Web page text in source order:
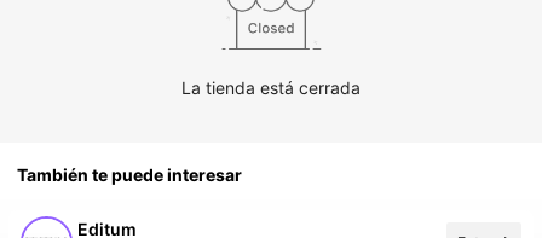
La tienda está cerrada
También te puede interesar
Editum